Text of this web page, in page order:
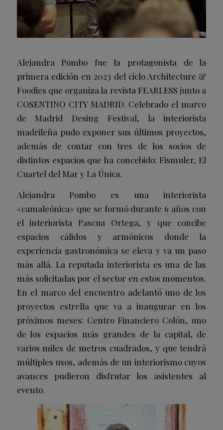
Alejandra Pombo fue la protagonista de la
primera edición en 2023 del ciclo Architecture &
Foodies que organiza la revista FEARLESS junto a
COSENTINO CITY MADRID. Celebrado el marco
de Madrid Desing Festival, la interiorista
madrileña pudo exponer sus últimos proyectos,
además de contar con tres de los socios de
distintos espacios que ha concebido: Fismuler, El
Cuartel del Mar y La Única.
Alejandra Pombo es una interiorista
«camaleónica» que se formó durante 6 años con
el interiorista Pascua Ortega, y que concibe
espacios cálidos y armónicos donde la
experiencia gastronómica se eleva y va un paso
más allá. La reputada interiorista es una de las
más solicitadas por el sector en estos momentos.
En el marco del encuentro adelantó uno de los
proyectos estrella que va a inaugurar en los
próximos meses: Centro Financiero Colón, uno
de los espacios más grandes de la capital, de
varios miles de metros cuadrados, y que tendrá
múltiples usos, además de un interiorismo cuyos
avances pudieron disfrutar los asistentes al
evento.